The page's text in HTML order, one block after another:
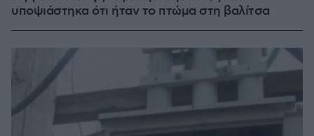
υποψιάστηκα ότι ήταν το πτώμα στη βαλίτσα